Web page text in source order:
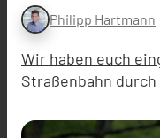
Philipp Hartmann
Wir haben euch
Straßenbahn